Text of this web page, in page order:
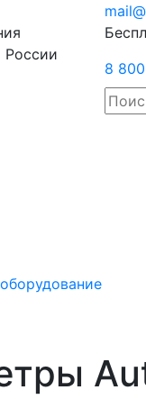
8
Отправить